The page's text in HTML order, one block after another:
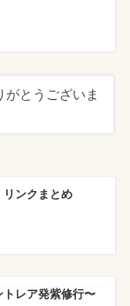
がとうございま
リンクまとめ
レア発紫修行〜